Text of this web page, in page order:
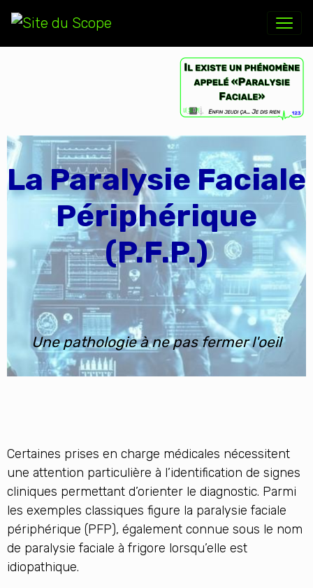
La Paralysie Faciale
Périphérique
(P.F.P.)
Une pathologie à ne pas fermer l'oeil
Certaines prises en charge médicales nécessitent
une attention particulière à l’identification de signes
cliniques permettant d’orienter le diagnostic. Parmi
les exemples classiques figure la paralysie faciale
périphérique (PFP), également connue sous le nom
de paralysie faciale à frigore lorsqu’elle est
idiopathique.